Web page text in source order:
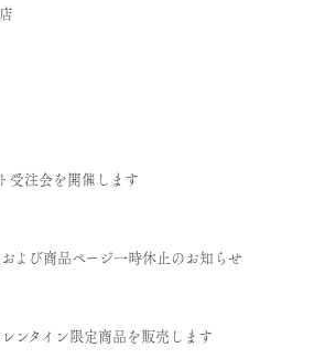
受注会を開催します
よび商品ページ一時休止のお知らせ
ンタイン限定商品を販売します